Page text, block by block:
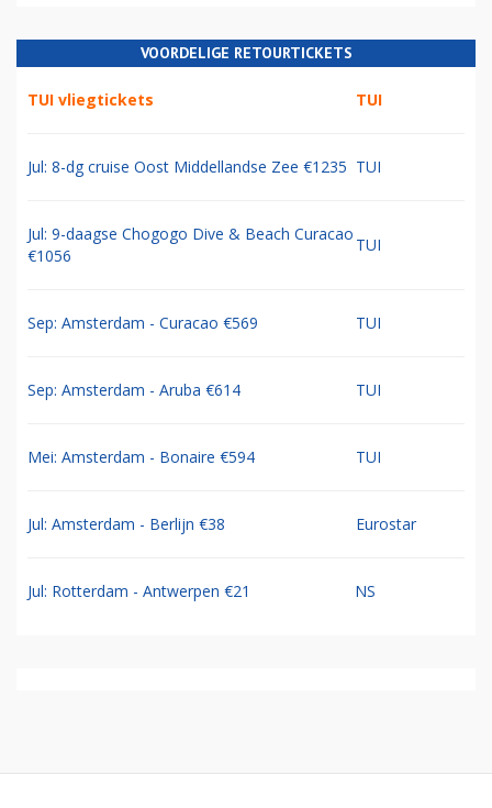
VOORDELIGE RETOURTICKETS
TUI vliegtickets TUI
Jul: 8-dg cruise Oost Middellandse Zee €1235 TUI
Jul: 9-daagse Chogogo Dive & Beach Curacao
€1056
TUI
Sep: Amsterdam - Curacao €569 TUI
Sep: Amsterdam - Aruba €614 TUI
Mei: Amsterdam - Bonaire €594 TUI
Jul: Amsterdam - Berlijn €38 Eurostar
Jul: Rotterdam - Antwerpen €21 NS